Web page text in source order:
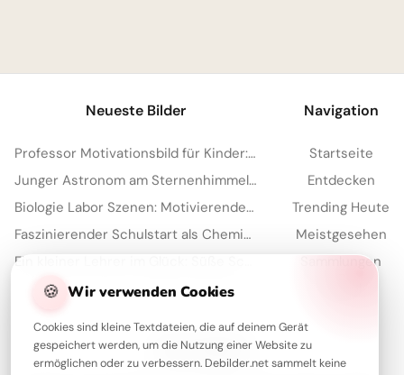
🍪 Wir verwenden Cookies
Cookies sind kleine Textdateien, die auf deinem Gerät
gespeichert werden, um die Nutzung einer Website zu
ermöglichen oder zu verbessern. Debilder.net sammelt keine
Neueste Bilder
Professor Motivationsbild für Kinder: Lerne Lust für Instagram Stories und Schule
Junger Astronom am Sternenhimmel: Motivierende Schulstartbilder für Instagram und Träume
Biologie Labor Szenen: Motivierende Schulstart Grafiken und Lernbilder für YouTube
Faszinierender Schulstart als Chemiker: Entdecke die Welt für WhatsApp!
Navigation
Startseite
Entdecken
Trending Heute
Meistgesehen
Sammlungen
Über Debilder